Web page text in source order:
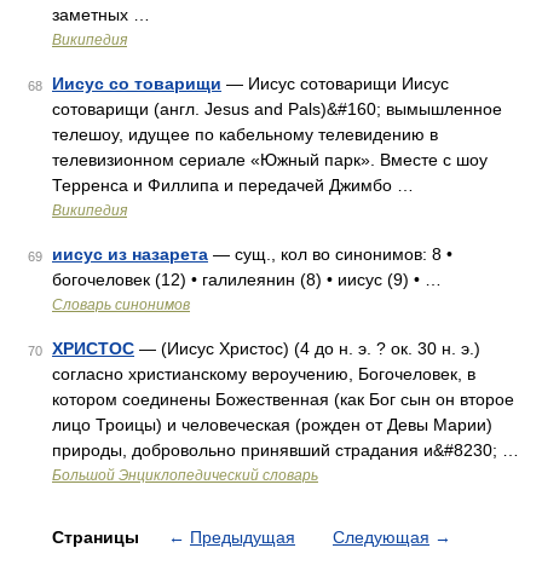
заметных …
Википедия
68 Иисус со товарищи — Иисус сотоварищи Иисус
сотоварищи (англ. Jesus and Pals)&#160; вымышленное
телешоу, идущее по кабельному телевидению в
телевизионном сериале «Южный парк». Вместе с шоу
Терренса и Филлипа и передачей Джимбо …
Википедия
69 иисус из назарета — сущ., кол во синонимов: 8 •
богочеловек (12) • галилеянин (8) • иисус (9) • …
Словарь синонимов
70 ХРИСТОС — (Иисус Христос) (4 до н. э. ? ок. 30 н. э.)
согласно христианскому вероучению, Богочеловек, в
котором соединены Божественная (как Бог сын он второе
лицо Троицы) и человеческая (рожден от Девы Марии)
природы, добровольно принявший страдания и&#8230; …
Большой Энциклопедический словарь
Страницы ← Предыдущая Следующая →